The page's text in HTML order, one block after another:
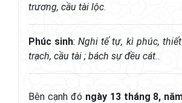
trương, cầu tài lộc.
Phúc sinh:Nghi tế tự, kì phúc,
trạch, cầu tài ; bách sự đều cát..
Bên cạnh đó ngày 13 tháng 8,